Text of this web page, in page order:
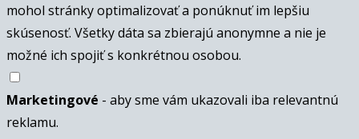
mohol stránky optimalizovať a ponúknuť im lepšiu
skúsenosť. Všetky dáta sa zbierajú anonymne a nie je
možné ich spojiť s konkrétnou osobou.
Marketingové - aby sme vám ukazovali iba relevantnú
reklamu.